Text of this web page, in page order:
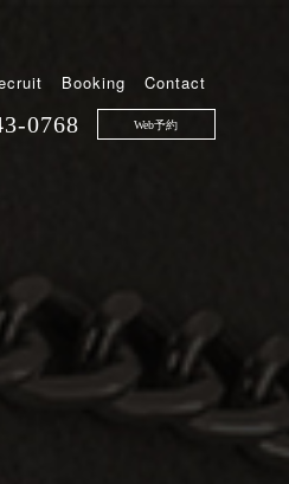
Booking Contact
0768 Web予約